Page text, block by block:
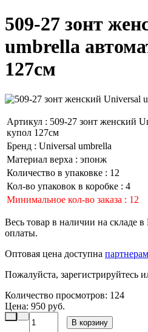
509-27 зонт
umbrella
127см
Артикул : 509-27 зонт женский
купол 127см
Бренд : Universal umbrella
Материал верха : эпонж
Количество в упаковке : 12
Кол-во упаковок в коробке : 4
Минимальное кол-во заказа : 12
Весь товар в наличии на складе
оплаты.
Оптовая цена доступна
Пожалуйста, зарегистрируйтесь
Количество просмотров: 124
Цена: 950 руб.